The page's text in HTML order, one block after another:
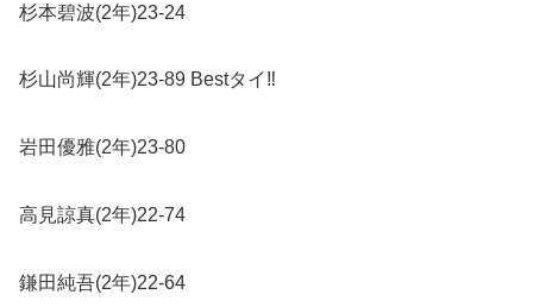
杉本碧波(2年)23-24
杉山尚輝(2年)23-89 Bestタイ ‼︎
岩田優雅(2年)23-80
高見諒真(2年)22-74
鎌田純吾(2年)22-64